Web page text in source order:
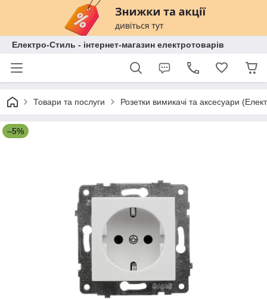
Електро-Стиль - інтернет-магазин електротоварів
Товари та послуги Розетки вимикачі та аксесуари
–5%